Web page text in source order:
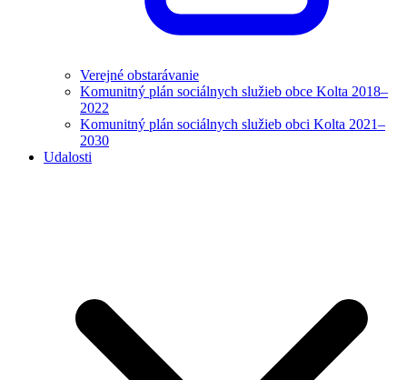
Verejné obstarávanie
Komunitný plán sociálnych služieb obce Kolta 2018–
2022
Komunitný plán sociálnych služieb obci Kolta 2021–
2030
Udalosti